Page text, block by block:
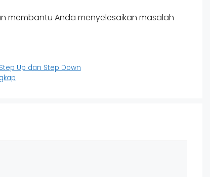
membantu Anda menyelesaikan masalah
Up dan Step Down